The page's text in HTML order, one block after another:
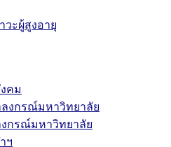
วะผู้สูงอายุ
คม
งกรณ์มหาวิทยาลัย
กรณ์มหาวิทยาลัย
ฯ